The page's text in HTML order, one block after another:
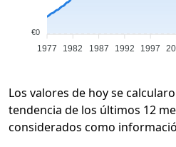
€0
1977 1982 1987 1992 1997
Los valores de hoy se
tendencia de los últimos 12
considerados como